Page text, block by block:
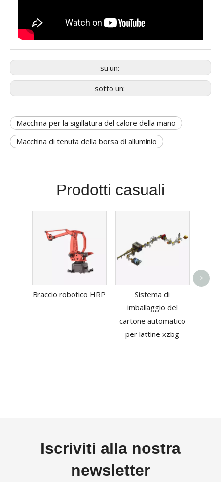
su un:
sotto un:
Macchina per la sigillatura del calore della mano
Macchina di tenuta della borsa di alluminio
Prodotti casuali
Braccio robotico HRP
Sistema di
imballaggio del
cartone automatico
per lattine xzbg
>
Iscriviti alla nostra
newsletter